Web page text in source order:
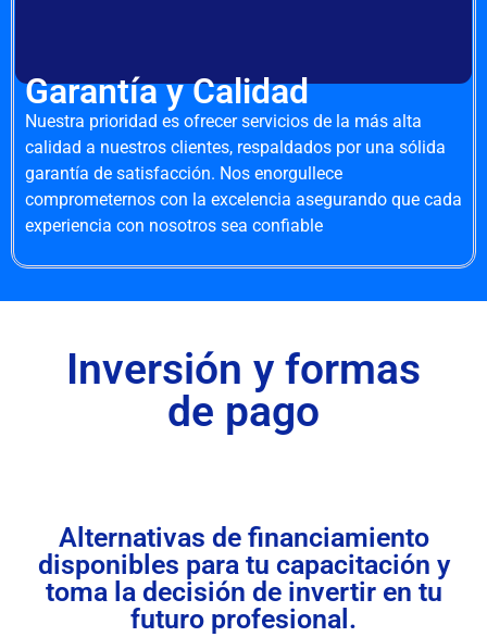
Garantía y Calidad
Nuestra prioridad es ofrecer servicios de la más alta
calidad a nuestros clientes, respaldados por una sólida
garantía de satisfacción. Nos enorgullece
comprometernos con la excelencia asegurando que cada
experiencia con nosotros sea confiable
Inversión y formas
de pago
Alternativas de financiamiento
disponibles para tu capacitación y
toma la decisión de invertir en tu
futuro profesional.